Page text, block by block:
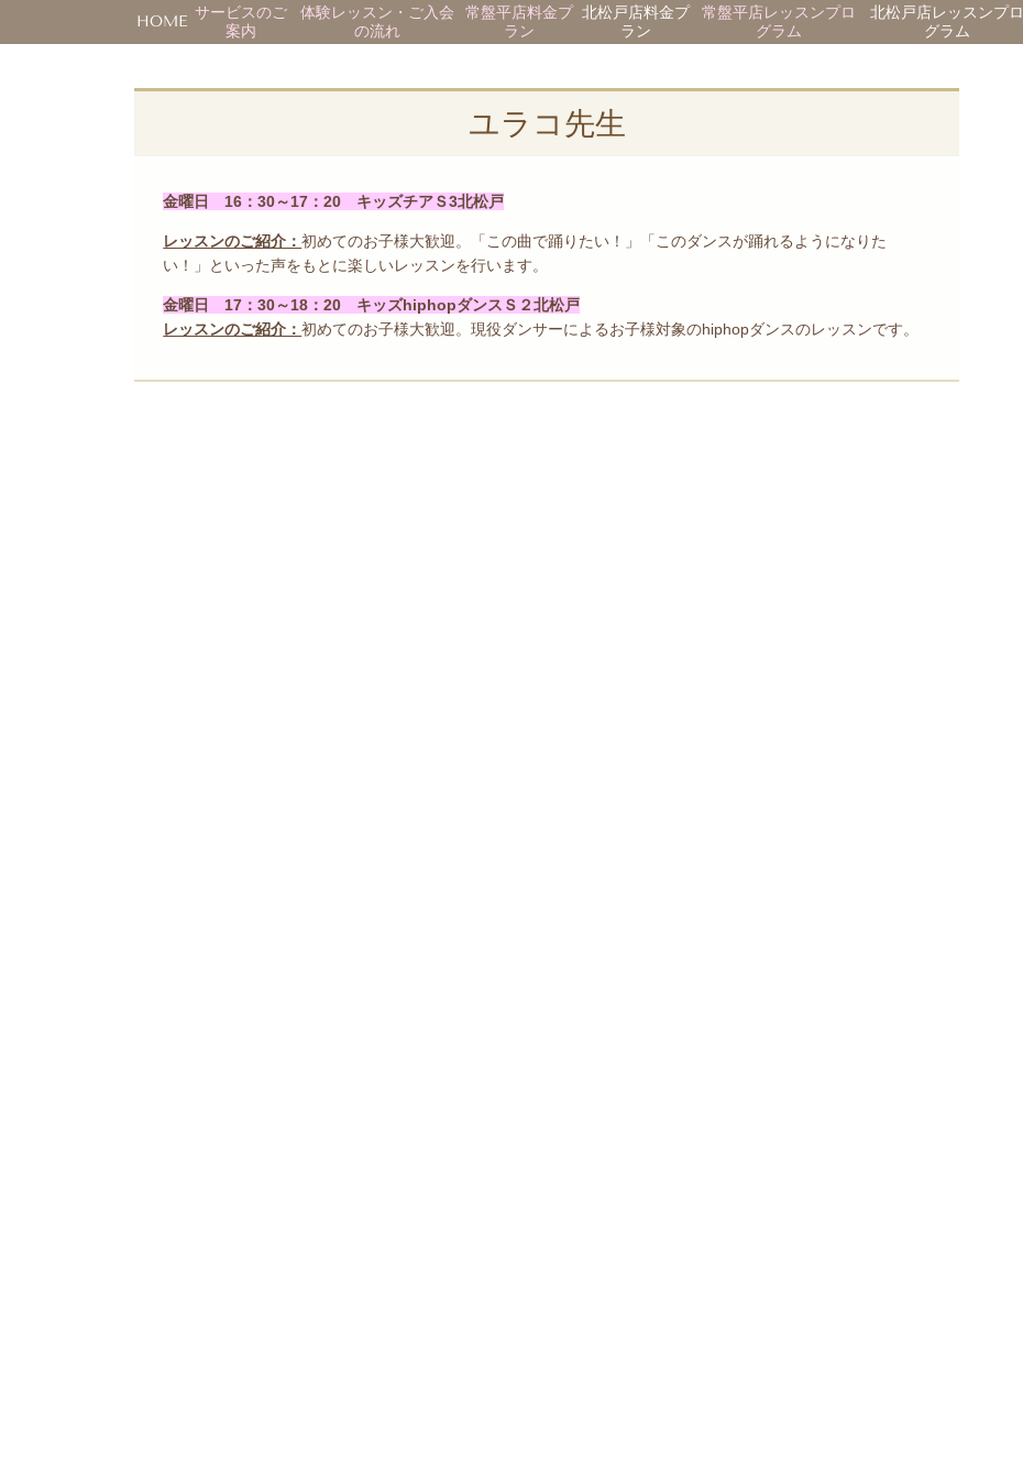
HOME サービスのご
案内
体験レッスン・ご入会
の流れ
常盤平店料金プ
ラン
北松戸店料金プ
ラン
常盤平店レッスンプロ
グラム
北松戸店レッスンプロ
グラム
ユラコ先生
金曜日 16：30～17：20 キッズチアＳ3北松戸
レッスンのご紹介：初めてのお子様大歓迎。「この曲で踊りたい！」「このダンスが踊れるようになりた
い！」といった声をもとに楽しいレッスンを行います。
金曜日 17：30～18：20 キッズhiphopダンスＳ２北松戸
レッスンのご紹介：初めてのお子様大歓迎。現役ダンサーによるお子様対象のhiphopダンスのレッスンです。